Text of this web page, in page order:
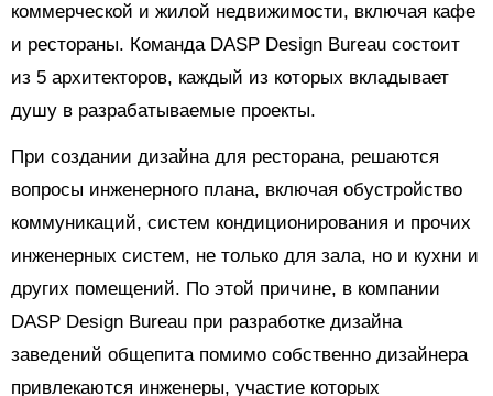
коммерческой и жилой недвижимости, включая кафе
и рестораны. Команда DASP Design Bureau состоит
из 5 архитекторов, каждый из которых вкладывает
душу в разрабатываемые проекты.
При создании дизайна для ресторана, решаются
вопросы инженерного плана, включая обустройство
коммуникаций, систем кондиционирования и прочих
инженерных систем, не только для зала, но и кухни и
других помещений. По этой причине, в компании
DASP Design Bureau при разработке дизайна
заведений общепита помимо собственно дизайнера
привлекаются инженеры, участие которых